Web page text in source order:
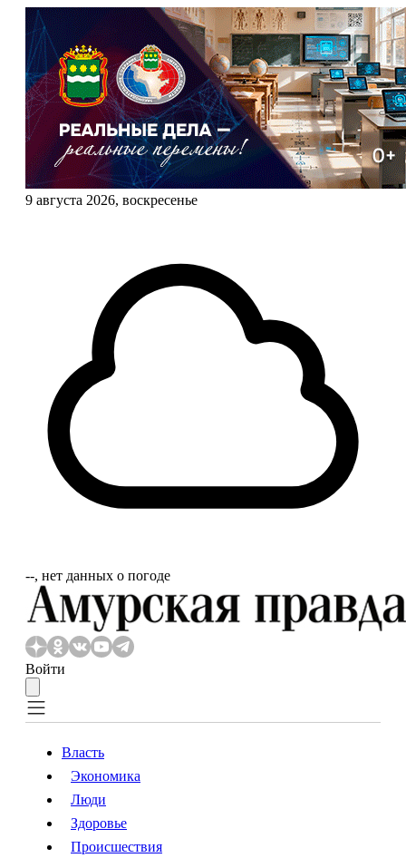
9 августа 2026, воскресенье
‐‐, нет данных о погоде
Войти
Власть
Происшествия
Власть
Экономика
Люди
Здоровье
Происшествия